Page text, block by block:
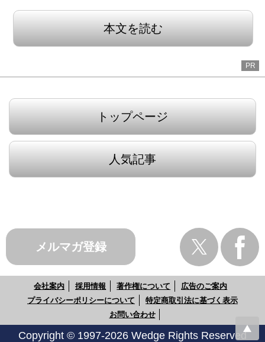
本文を読む
PR
トップページ
人気記事
メルマガ登録
会社案内 採用情報 著作権について
広告のご案内
プライバシーポリシーについて
特定商取引法に基づく表示
お問い合わせ
Copyright © 1997-2026 Wedge Rights Reserved